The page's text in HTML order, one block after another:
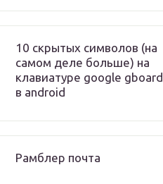
10 скрытых символов (на
самом деле больше) на
клавиатуре google gboard
в android
Рамблер почта